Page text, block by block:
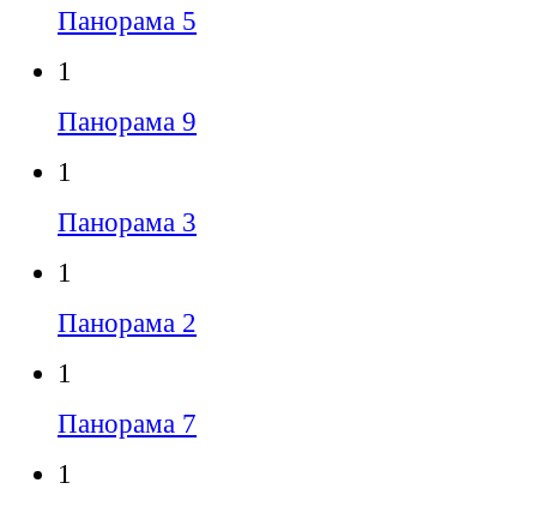
Панорама 5
1
Панорама 9
1
Панорама 3
1
Панорама 2
1
Панорама 7
1